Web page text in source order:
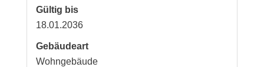
Gültig bis
18.01.2036
Gebäudeart
Wohngebäude